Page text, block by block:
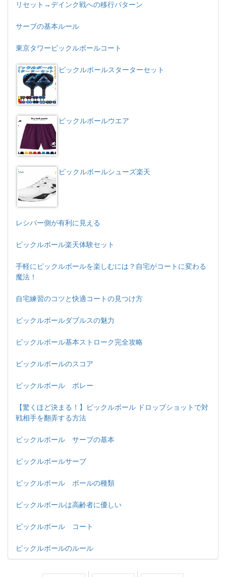
リセット→デインク戦への移行パターン
サーブの基本ルール
東京タワーピックルボールコート
ピックルボールスターターセット
ピックルボールウエア
ピックルボールシューズ楽天
レシバー側が有利に見える
ピックルボール楽天体験セット
手軽にピックルボールを楽しむには？自宅がコートに変わる
魔法！
自宅練習のコツと快適コートの見つけ方
ピックルボールダブルスの魅力
ピックルボール基本ストローク完全攻略
ピックルボールのスコア
ピックルボール ボレー
【驚くほど決まる！】ピックルボール ドロップショットで対
戦相手を翻弄する方法
ピックルボール サーブの基本
ピックルボールサーブ
ピックルボール ボールの種類
ピックルボールは高齢者に優しい
ピックルボール コート
ピックルボールのルール